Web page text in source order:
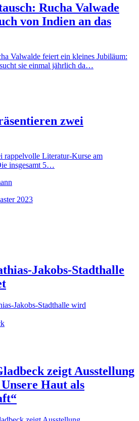
Rucha Valwade
von Indien an das
Valwalde feiert ein kleines Jubiläum:
sie einmal jährlich da…
zwei
rappelvolle Literatur-Kurse am
insgesamt 5…
Jakobs-Stadthalle
zeigt Ausstellung
Haut als